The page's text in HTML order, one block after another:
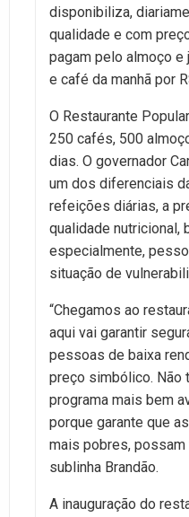
disponibiliza,
qualidade e com
pagam pelo almoço e
e café da manhã por
O Restaurante
250 cafés, 500
dias. O governador
um dos diferenciais
refeições diárias, a
qualidade nutricional,
especialmente,
situação de
“Chegamos ao
aqui vai garantir
pessoas de baixa
preço simbólico. Não
programa mais bem
porque garante que
mais pobres,
sublinha Brandão.
A inauguração do